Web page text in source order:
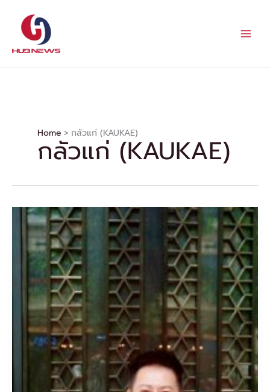
content
Home กลัวแก่ (KAUKAE)
กลัวแก่ (KAUKAE)
“ณ
วัฒน์
อิสร
ไกร
ศีล”
นั่ง
บอร์ด
“AJA”
มี
ผล
ทันที